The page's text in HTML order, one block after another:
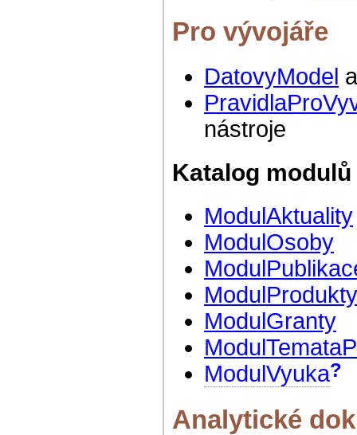
Pro vývojáře
DatovyModel
nástroje
Katalog
ModulAktuality
ModulOsoby
ModulProdukty
ModulGranty
ModulVyuka?
Analytické